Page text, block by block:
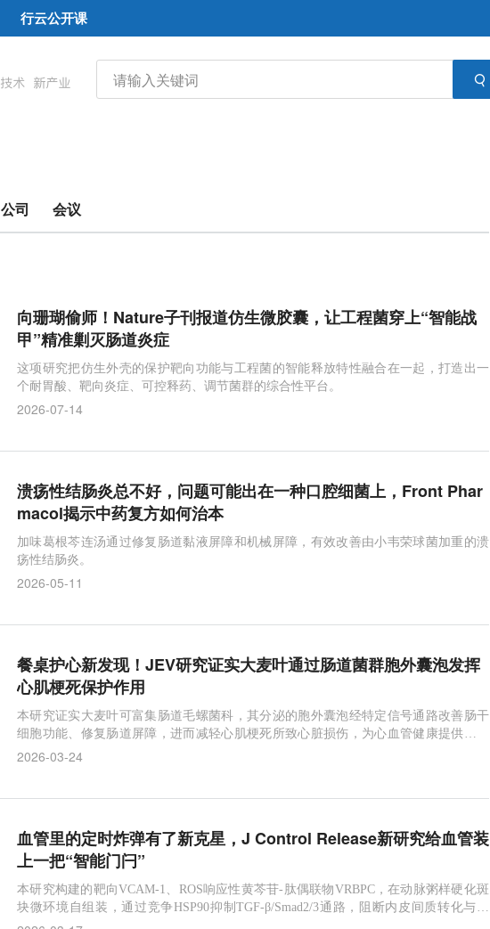
行云公开课
公司 会议
向珊瑚偷师！Nature子刊报道仿生微胶囊，让工程菌穿上“智能战
甲”精准剿灭肠道炎症
这项研究把仿生外壳的保护靶向功能与工程菌的智能释放特性融合在一起，打造出一
个耐胃酸、靶向炎症、可控释药、调节菌群的综合性平台。
2026-07-14
溃疡性结肠炎总不好，问题可能出在一种口腔细菌上，Front Phar
macol揭示中药复方如何治本
加味葛根芩连汤通过修复肠道黏液屏障和机械屏障，有效改善由小韦荣球菌加重的溃
疡性结肠炎。
2026-05-11
餐桌护心新发现！JEV研究证实大麦叶通过肠道菌群胞外囊泡发挥
心肌梗死保护作用
本研究证实大麦叶可富集肠道毛螺菌科，其分泌的胞外囊泡经特定信号通路改善肠干
细胞功能、修复肠道屏障，进而减轻心肌梗死所致心脏损伤，为心血管健康提供饮食
干预新方向。
2026-03-24
血管里的定时炸弹有了新克星，J Control Release新研究给血管装
上一把“智能门闩”
本研究构建的靶向VCAM-1、ROS响应性黄芩苷-肽偶联物VRBPC，在动脉粥样硬化斑
块微环境自组装，通过竞争HSP90抑制TGF-β/Smad2/3通路，阻断内皮间质转化与炎
症，实现斑块稳定与消退。